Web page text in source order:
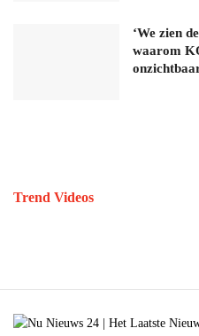
‘We zien
waarom
Trend Videos